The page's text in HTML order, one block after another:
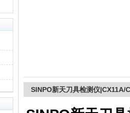
SINPO新天刀具检测仪|CX11A/